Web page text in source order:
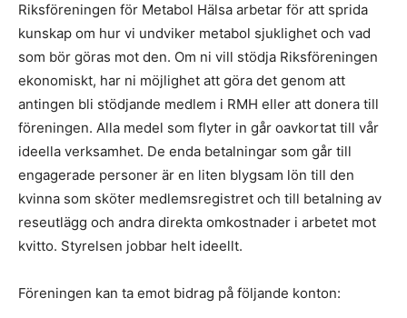
Riksföreningen för Metabol Hälsa arbetar för att sprida
kunskap om hur vi undviker metabol sjuklighet och vad
som bör göras mot den. Om ni vill stödja Riksföreningen
ekonomiskt, har ni möjlighet att göra det genom att
antingen bli stödjande medlem i RMH eller att donera till
föreningen. Alla medel som flyter in går oavkortat till vår
ideella verksamhet. De enda betalningar som går till
engagerade personer är en liten blygsam lön till den
kvinna som sköter medlemsregistret och till betalning av
reseutlägg och andra direkta omkostnader i arbetet mot
kvitto. Styrelsen jobbar helt ideellt.
Föreningen kan ta emot bidrag på följande konton: